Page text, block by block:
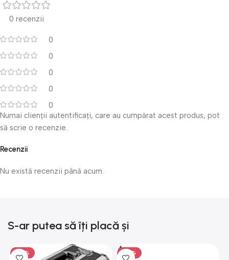
0 recenzii
0
0
0
0
0
Recenzii
Nu există recenzii până acum.
Numai clienții autentificați, care au cumpărat acest produs, pot
să scrie o recenzie.
S-ar putea să îți placă și
-50% -50%